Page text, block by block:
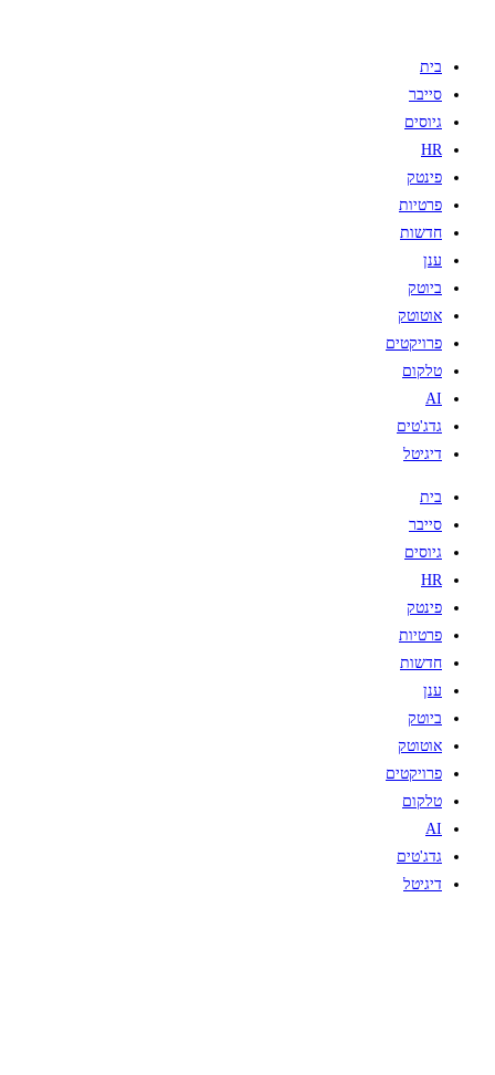
בית
סייבר
גיוסים
HR
פינטק
פרטיות
חדשות
ענן
ביוטק
אוטוטק
פרויקטים
טלקום
AI
גדג'טים
דיגיטל
בית
סייבר
גיוסים
HR
פינטק
פרטיות
חדשות
ענן
ביוטק
אוטוטק
פרויקטים
טלקום
AI
גדג'טים
דיגיטל